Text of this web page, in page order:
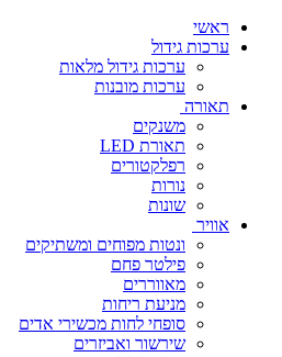
ראשי
ערכות גידול
ערכות גידול מלאות
ערכות מובנות
תאורה
משנקים
תאורת LED
רפלקטורים
נורות
שונות
אוויר
ונטות מפוחים ומשתיקים
פילטר פחם
מאווררים
מניעת ריחות
סופחי לחות מכשירי אדים
שירשור ואביזרים